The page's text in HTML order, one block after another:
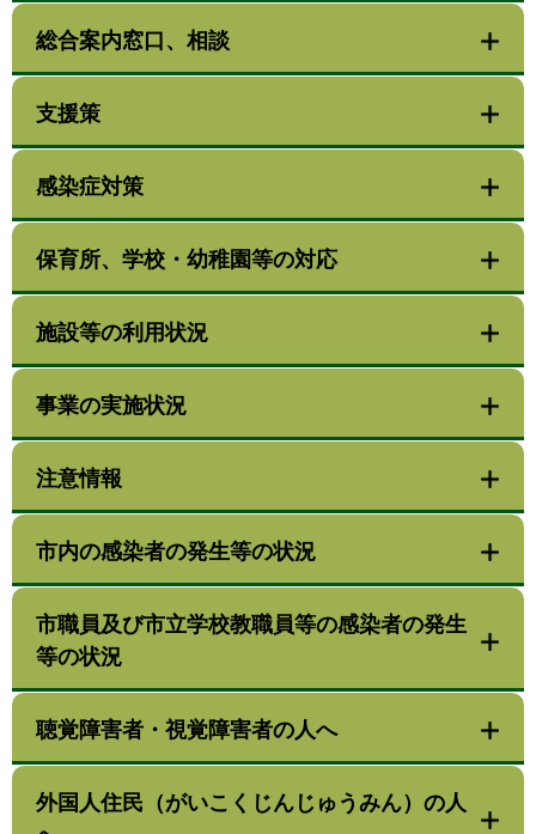
総合案内窓口、相談
支援策
感染症対策
保育所、学校・幼稚園等の対応
施設等の利用状況
事業の実施状況
注意情報
市内の感染者の発生等の状況
市職員及び市立学校教職員等の感染者の発生
等の状況
聴覚障害者・視覚障害者の人へ
外国人住民（がいこくじんじゅうみん）の人